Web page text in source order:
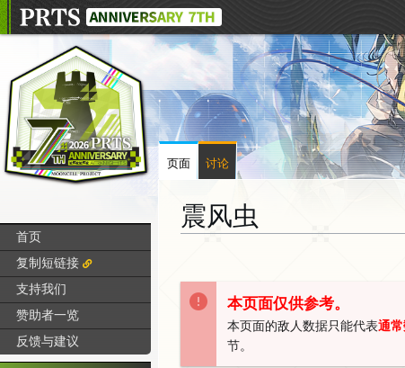
震风虫
到
到
本页面仅供参考。
本页面的敌人数据只能代表通
节。
页面 讨论
首页
复制短链接
支持我们
赞助者一览
反馈与建议